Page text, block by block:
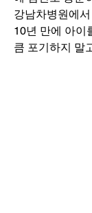
강남차병원에
10년 만에 아이
큼 포기하지 말